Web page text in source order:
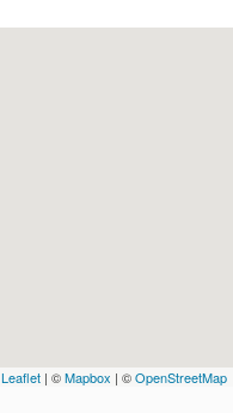
Leaflet | ©Mapbox | ©OpenStreetMap